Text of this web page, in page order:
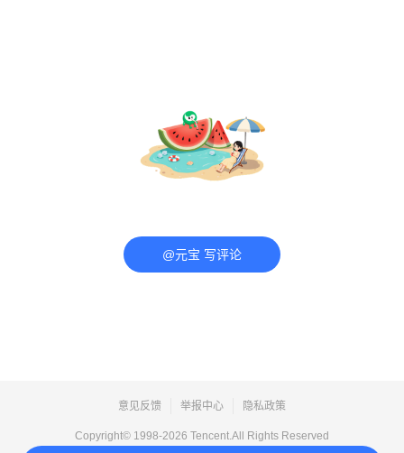
@元宝 写评论
意见反馈 举报中心 隐私政策
Copyright© 1998-2026 Tencent.All Rights Reserved